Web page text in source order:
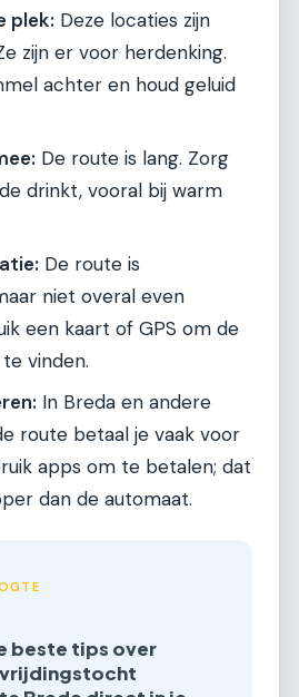
plek: Deze locaties zijn
zijn er voor herdenking.
achter en houd geluid
De route is lang. Zorg
drinkt, vooral bij warm
De route is
niet overal even
een kaart of GPS om de
vinden.
In Breda en andere
route betaal je vaak voor
apps om te betalen; dat
dan de automaat.
beste tips over